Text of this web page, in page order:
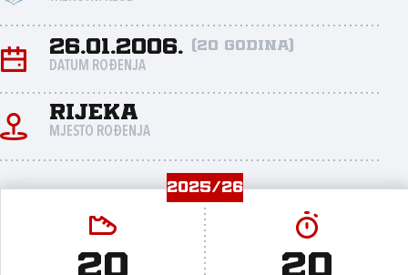
26.01.2006. (20 godina)
DATUM ROĐENJA
Rijeka
MJESTO ROĐENJA
2025/26
20 20